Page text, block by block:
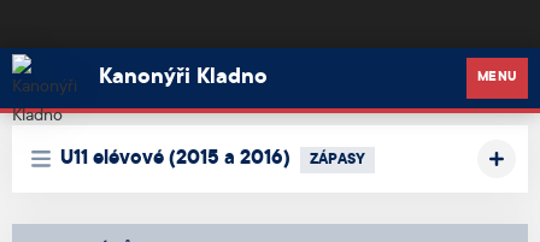
Kanonýři Kladno
Kanonýři Kladno MENU
U11 elévové (2015 a 2016) ZÁPASY